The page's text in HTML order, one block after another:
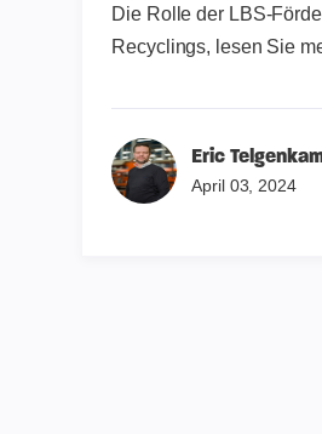
Die Rolle der LBS-
Recyclings, lesen Sie
Eric
April 03, 2024